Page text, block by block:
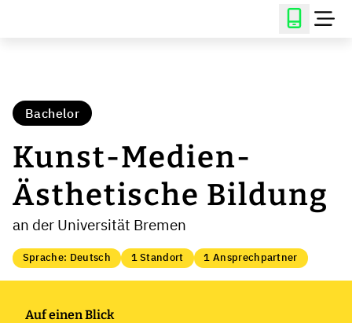
Bachelor
Kunst-Medien-
Ästhetische Bildung
an der Universität Bremen
Sprache: Deutsch 1 Standort 1 Ansprechpartner
Auf einen Blick